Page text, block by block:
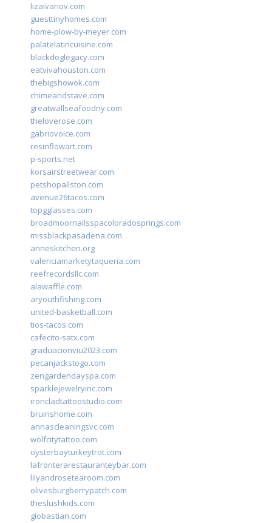
lizaivanov.com
guesttinyhomes.com
home-plow-by-meyer.com
palatelatincuisine.com
blackdoglegacy.com
eatvivahouston.com
thebigshowok.com
chimeandstave.com
greatwallseafoodny.com
theloverose.com
gabriovoice.com
resinflowart.com
p-sports.net
korsairstreetwear.com
petshopallston.com
avenue26tacos.com
topgglasses.com
broadmoornailsspacoloradosprings.com
missblackpasadena.com
anneskitchen.org
valenciamarketytaqueria.com
reefrecordsllc.com
alawaffle.com
aryouthfishing.com
united-basketball.com
tios-tacos.com
cafecito-satx.com
graduacionviu2023.com
pecanjackstogo.com
zengardendayspa.com
sparklejewelryinc.com
ironcladtattoostudio.com
bruinshome.com
annascleaningsvc.com
wolfcitytattoo.com
oysterbayturkeytrot.com
lafronterarestauranteybar.com
lilyandrosetearoom.com
olivesburgberrypatch.com
theslushkids.com
giobastian.com